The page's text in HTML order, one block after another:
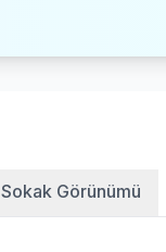
Sokak Görünümü